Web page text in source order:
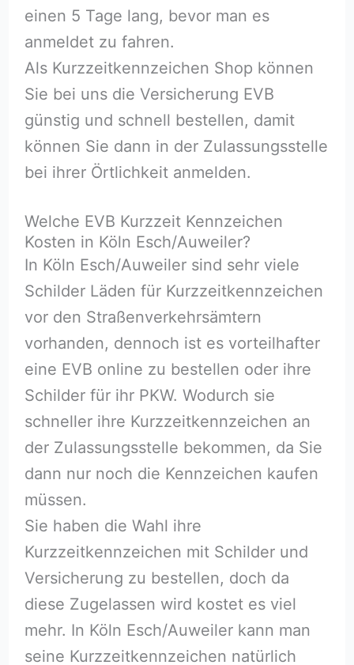
einen 5 Tage lang, bevor man es
anmeldet zu fahren.
Als Kurzzeitkennzeichen Shop können
Sie bei uns die Versicherung EVB
günstig und schnell bestellen, damit
können Sie dann in der Zulassungsstelle
bei ihrer Örtlichkeit anmelden.
Welche EVB Kurzzeit Kennzeichen
Kosten in Köln Esch/Auweiler?
In Köln Esch/Auweiler sind sehr viele
Schilder Läden für Kurzzeitkennzeichen
vor den Straßenverkehrsämtern
vorhanden, dennoch ist es vorteilhafter
eine EVB online zu bestellen oder ihre
Schilder für ihr PKW. Wodurch sie
schneller ihre Kurzzeitkennzeichen an
der Zulassungsstelle bekommen, da Sie
dann nur noch die Kennzeichen kaufen
müssen.
Sie haben die Wahl ihre
Kurzzeitkennzeichen mit Schilder und
Versicherung zu bestellen, doch da
diese Zugelassen wird kostet es viel
mehr. In Köln Esch/Auweiler kann man
seine Kurzzeitkennzeichen natürlich